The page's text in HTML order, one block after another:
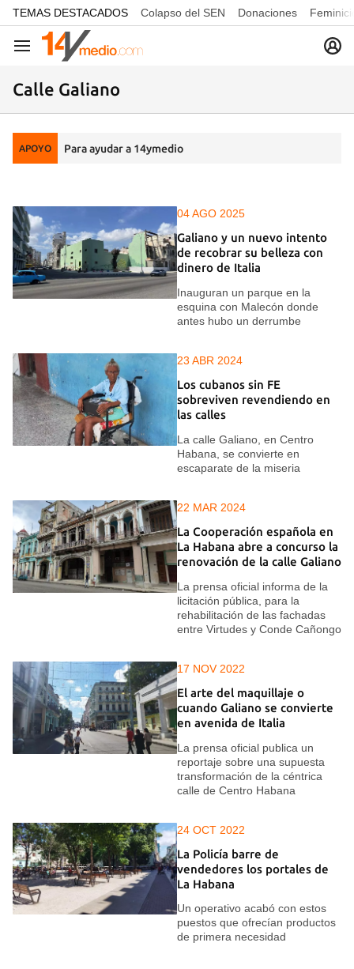
common.go-to-content
TEMAS DESTACADOS Colapso del SEN Donaciones
Navegación
Calle Galiano
APOYO Para ayudar a 14ymedio
04 AGO 2025
Galiano y un nuevo intento
de recobrar su belleza con
dinero de Italia
Inauguran un parque en la
esquina con Malecón donde
antes hubo un derrumbe
23 ABR 2024
Los cubanos sin FE
sobreviven revendiendo en
las calles
La calle Galiano, en Centro
Habana, se convierte en
escaparate de la miseria
22 MAR 2024
La Cooperación española en
La Habana abre a concurso la
renovación de la calle Galiano
La prensa oficial informa de la
licitación pública, para la
rehabilitación de las fachadas
entre Virtudes y Conde Cañongo
17 NOV 2022
El arte del maquillaje o
cuando Galiano se convierte
en avenida de Italia
La prensa oficial publica un
reportaje sobre una supuesta
transformación de la céntrica
calle de Centro Habana
24 OCT 2022
La Policía barre de
vendedores los portales de
La Habana
Un operativo acabó con estos
puestos que ofrecían productos
de primera necesidad